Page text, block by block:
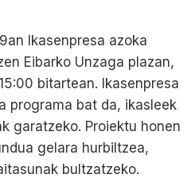
Ikasenpresa azoka
Eibarko Unzaga plazan,
bitartean. Ikasenpresa
programa bat da, ikasleek
garatzeko. Proiektu honen
gelara hurbiltzea,
bultzatzeko.